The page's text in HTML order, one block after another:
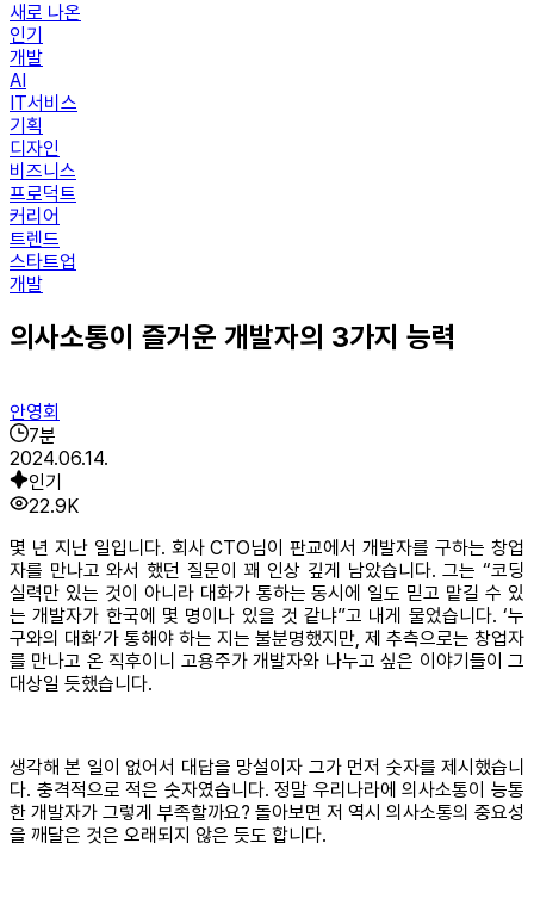
새로 나온
인기
개발
AI
IT서비스
기획
디자인
비즈니스
프로덕트
커리어
트렌드
스타트업
개발
의사소통이 즐거운 개발자의 3가지 능력
안영회
7분
2024.06.14.
인기
22.9K
몇 년 지난 일입니다. 회사 CTO님이 판교에서 개발자를 구하는 창업
자를 만나고 와서 했던 질문이 꽤 인상 깊게 남았습니다. 그는 “코딩
실력만 있는 것이 아니라 대화가 통하는 동시에 일도 믿고 맡길 수 있
는 개발자가 한국에 몇 명이나 있을 것 같냐”고 내게 물었습니다. ‘누
구와의 대화’가 통해야 하는 지는 불분명했지만, 제 추측으로는 창업자
를 만나고 온 직후이니 고용주가 개발자와 나누고 싶은 이야기들이 그
대상일 듯했습니다.
생각해 본 일이 없어서 대답을 망설이자 그가 먼저 숫자를 제시했습니
다. 충격적으로 적은 숫자였습니다. 정말 우리나라에 의사소통이 능통
한 개발자가 그렇게 부족할까요? 돌아보면 저 역시 의사소통의 중요성
을 깨달은 것은 오래되지 않은 듯도 합니다.